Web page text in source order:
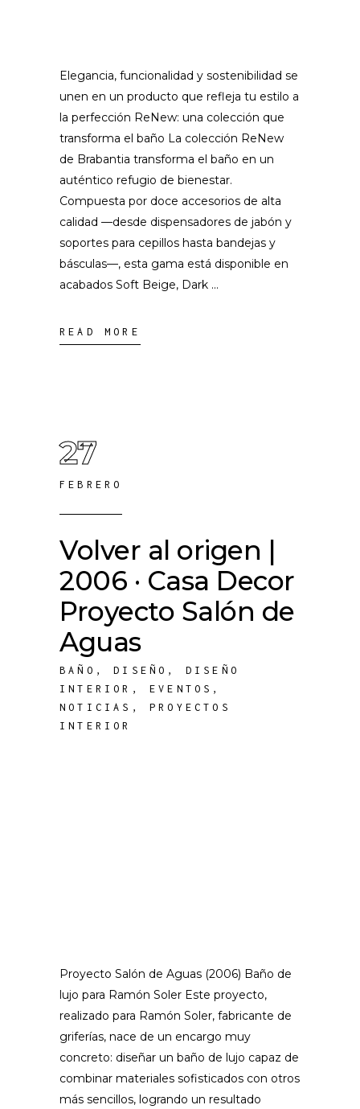
Elegancia, funcionalidad y sostenibilidad se
unen en un producto que refleja tu estilo a
la perfección ReNew: una colección que
transforma el baño La colección ReNew
de Brabantia transforma el baño en un
auténtico refugio de bienestar.
Compuesta por doce accesorios de alta
calidad —desde dispensadores de jabón y
soportes para cepillos hasta bandejas y
básculas—, esta gama está disponible en
acabados Soft Beige, Dark
READ MORE
27
FEBRERO
Volver al origen |
2006 · Casa Decor
Proyecto Salón de
Aguas
BAÑO ,DISEÑO , DISEÑO
INTERIOR ,EVENTOS ,
NOTICIAS ,PROYECTOS
INTERIOR
Proyecto Salón de Aguas (2006) Baño de
lujo para Ramón Soler Este proyecto,
realizado para Ramón Soler, fabricante de
griferías, nace de un encargo muy
concreto: diseñar un baño de lujo capaz de
combinar materiales sofisticados con otros
más sencillos, logrando un resultado